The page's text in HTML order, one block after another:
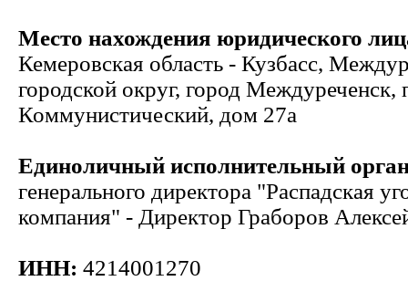
Место нахождения юридического
Кемеровская область - Кузбасс,
городской округ, город Междуреченск,
Коммунистический, дом 27а
Единоличный исполнительный
генерального директора "Распадская
компания" - Директор Граборов
ИНН: 4214001270